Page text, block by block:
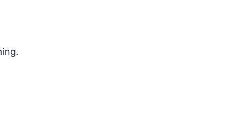
och har inte korrekturlästs av en